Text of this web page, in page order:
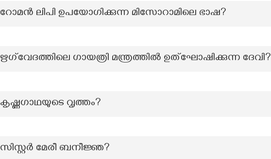
റോമൻ ലിപി ഉപയോഗിക്കുന്ന മിസോറാമിലെ ഭാഷ?
ഋഗ്‌വേദത്തിലെ ഗായത്രി മന്ത്രത്തിൽ ഉത്ഘോഷിക്കുന്ന ദേവി?
കൃഷ്ണഗാഥയുടെ വൃത്തം?
സിസ്റ്റര്‍ മേരീ ബനീജ്ഞ?